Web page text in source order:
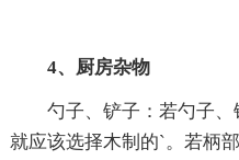
4、厨房杂物
勺子、铲子：若勺子、
就应该选择木制的`。若柄